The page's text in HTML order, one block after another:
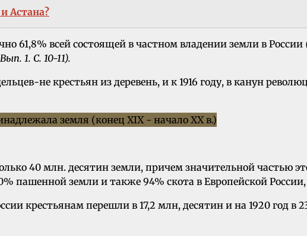
Астана?
61,8% всей состоящей в частном владении земли в России
1. С. 10-11).
не крестьян из деревень, и к 1916 году, в канун
40 млн. десятин земли, причем значительной частью
пашенной земли и также 94% скота в Европейской
крестьянам перешли в 17,2 млн, десятин и на 1920 год в